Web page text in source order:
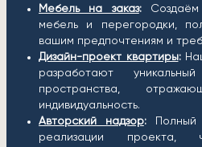
Мебель на заказ:Создаём
мебель и перегородки,
вашим предпочтениям и
Дизайн-проект квартиры:
разработают
пространства,
индивидуальность.
Авторский надзор:Полный
реализации проекта,